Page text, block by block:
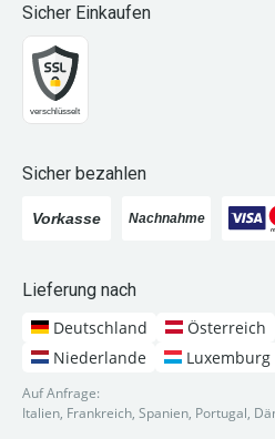
Sicher Einkaufen
Sicher bezahlen
Lieferung nach
Deutschland
Österreich
Niederlande
Luxemburg
Auf Anfrage:
Italien, Frankreich, Spanien, Portugal,